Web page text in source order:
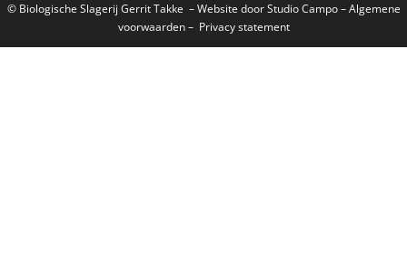
© Biologische Slagerij Gerrit Takke – Website doorStudio Campo–Algemene
voorwaarden– Privacy statement